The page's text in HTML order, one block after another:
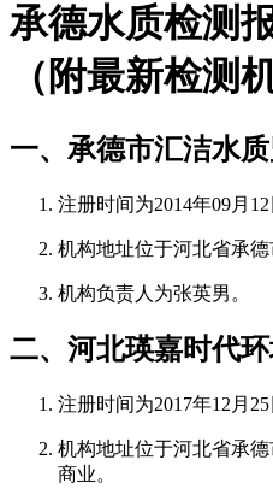
承德水质检测
（附最新检测
一、承德市汇洁水
注册时间为2014年09月12
机构地址位于河北省承德
机构负责人为张英男。
二、河北瑛嘉时代
注册时间为2017年12月25
机构地址位于河北省承
商业。